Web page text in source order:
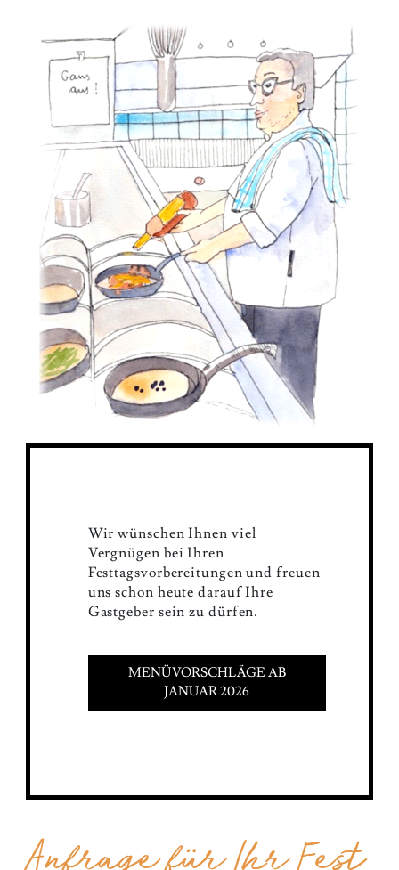
Wir wünschen Ihnen viel
Vergnügen bei Ihren
Festtagsvorbereitungen und freuen
uns schon heute darauf Ihre
Gastgeber sein zu dürfen.
MENÜVORSCHLÄGE AB
JANUAR 2026